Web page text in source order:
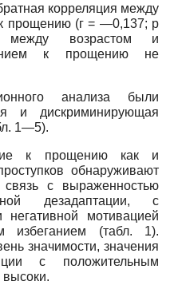
корреляция между
прощению (г = —0,137; p
возрастом и
к прощению не
анализа были
и дискриминирующая
1—5).
к прощению как и
обнаруживают
связь с выраженностью
дезадаптации, с
мотивацией
(табл. 1).
значимости, значения
с положительным